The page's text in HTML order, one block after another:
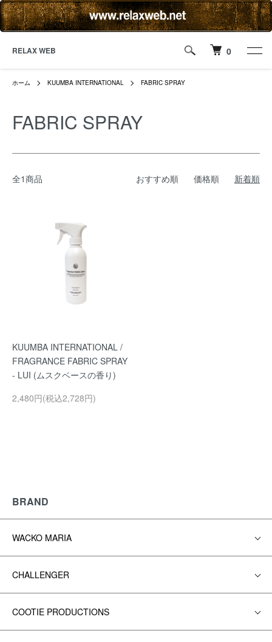
RELAX WEB 0
ホーム KUUMBA INTERNATIONAL FABRIC SPRAY
FABRIC SPRAY
全1商品 おすすめ順 価格順 新着順
KUUMBA INTERNATIONAL /
FRAGRANCE FABRIC SPRAY
- LUI (ムスクベースの香り)
2,480円(税込2,728円)
BRAND
WACKO MARIA
CHALLENGER
COOTIE PRODUCTIONS